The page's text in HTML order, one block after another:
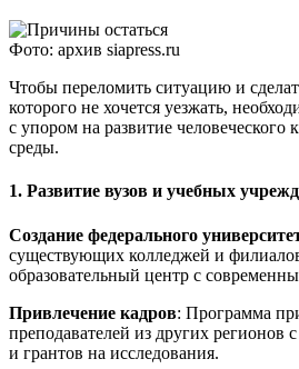
Фото: архив siapress.ru
Чтобы переломить ситуацию и
которого не хочется уезжать,
с упором на развитие человеческого
среды.
1. Развитие вузов и учебных
Создание федерального
существующих колледжей и
образовательный центр с
Привлечение кадров: Программа
преподавателей из других регионов
и грантов на исследования.